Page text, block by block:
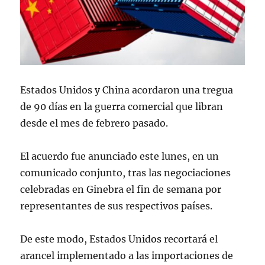
Estados Unidos y China acordaron una tregua
de 90 días en la guerra comercial que libran
desde el mes de febrero pasado.
El acuerdo fue anunciado este lunes, en un
comunicado conjunto, tras las negociaciones
celebradas en Ginebra el fin de semana por
representantes de sus respectivos países.
De este modo, Estados Unidos recortará el
arancel implementado a las importaciones de